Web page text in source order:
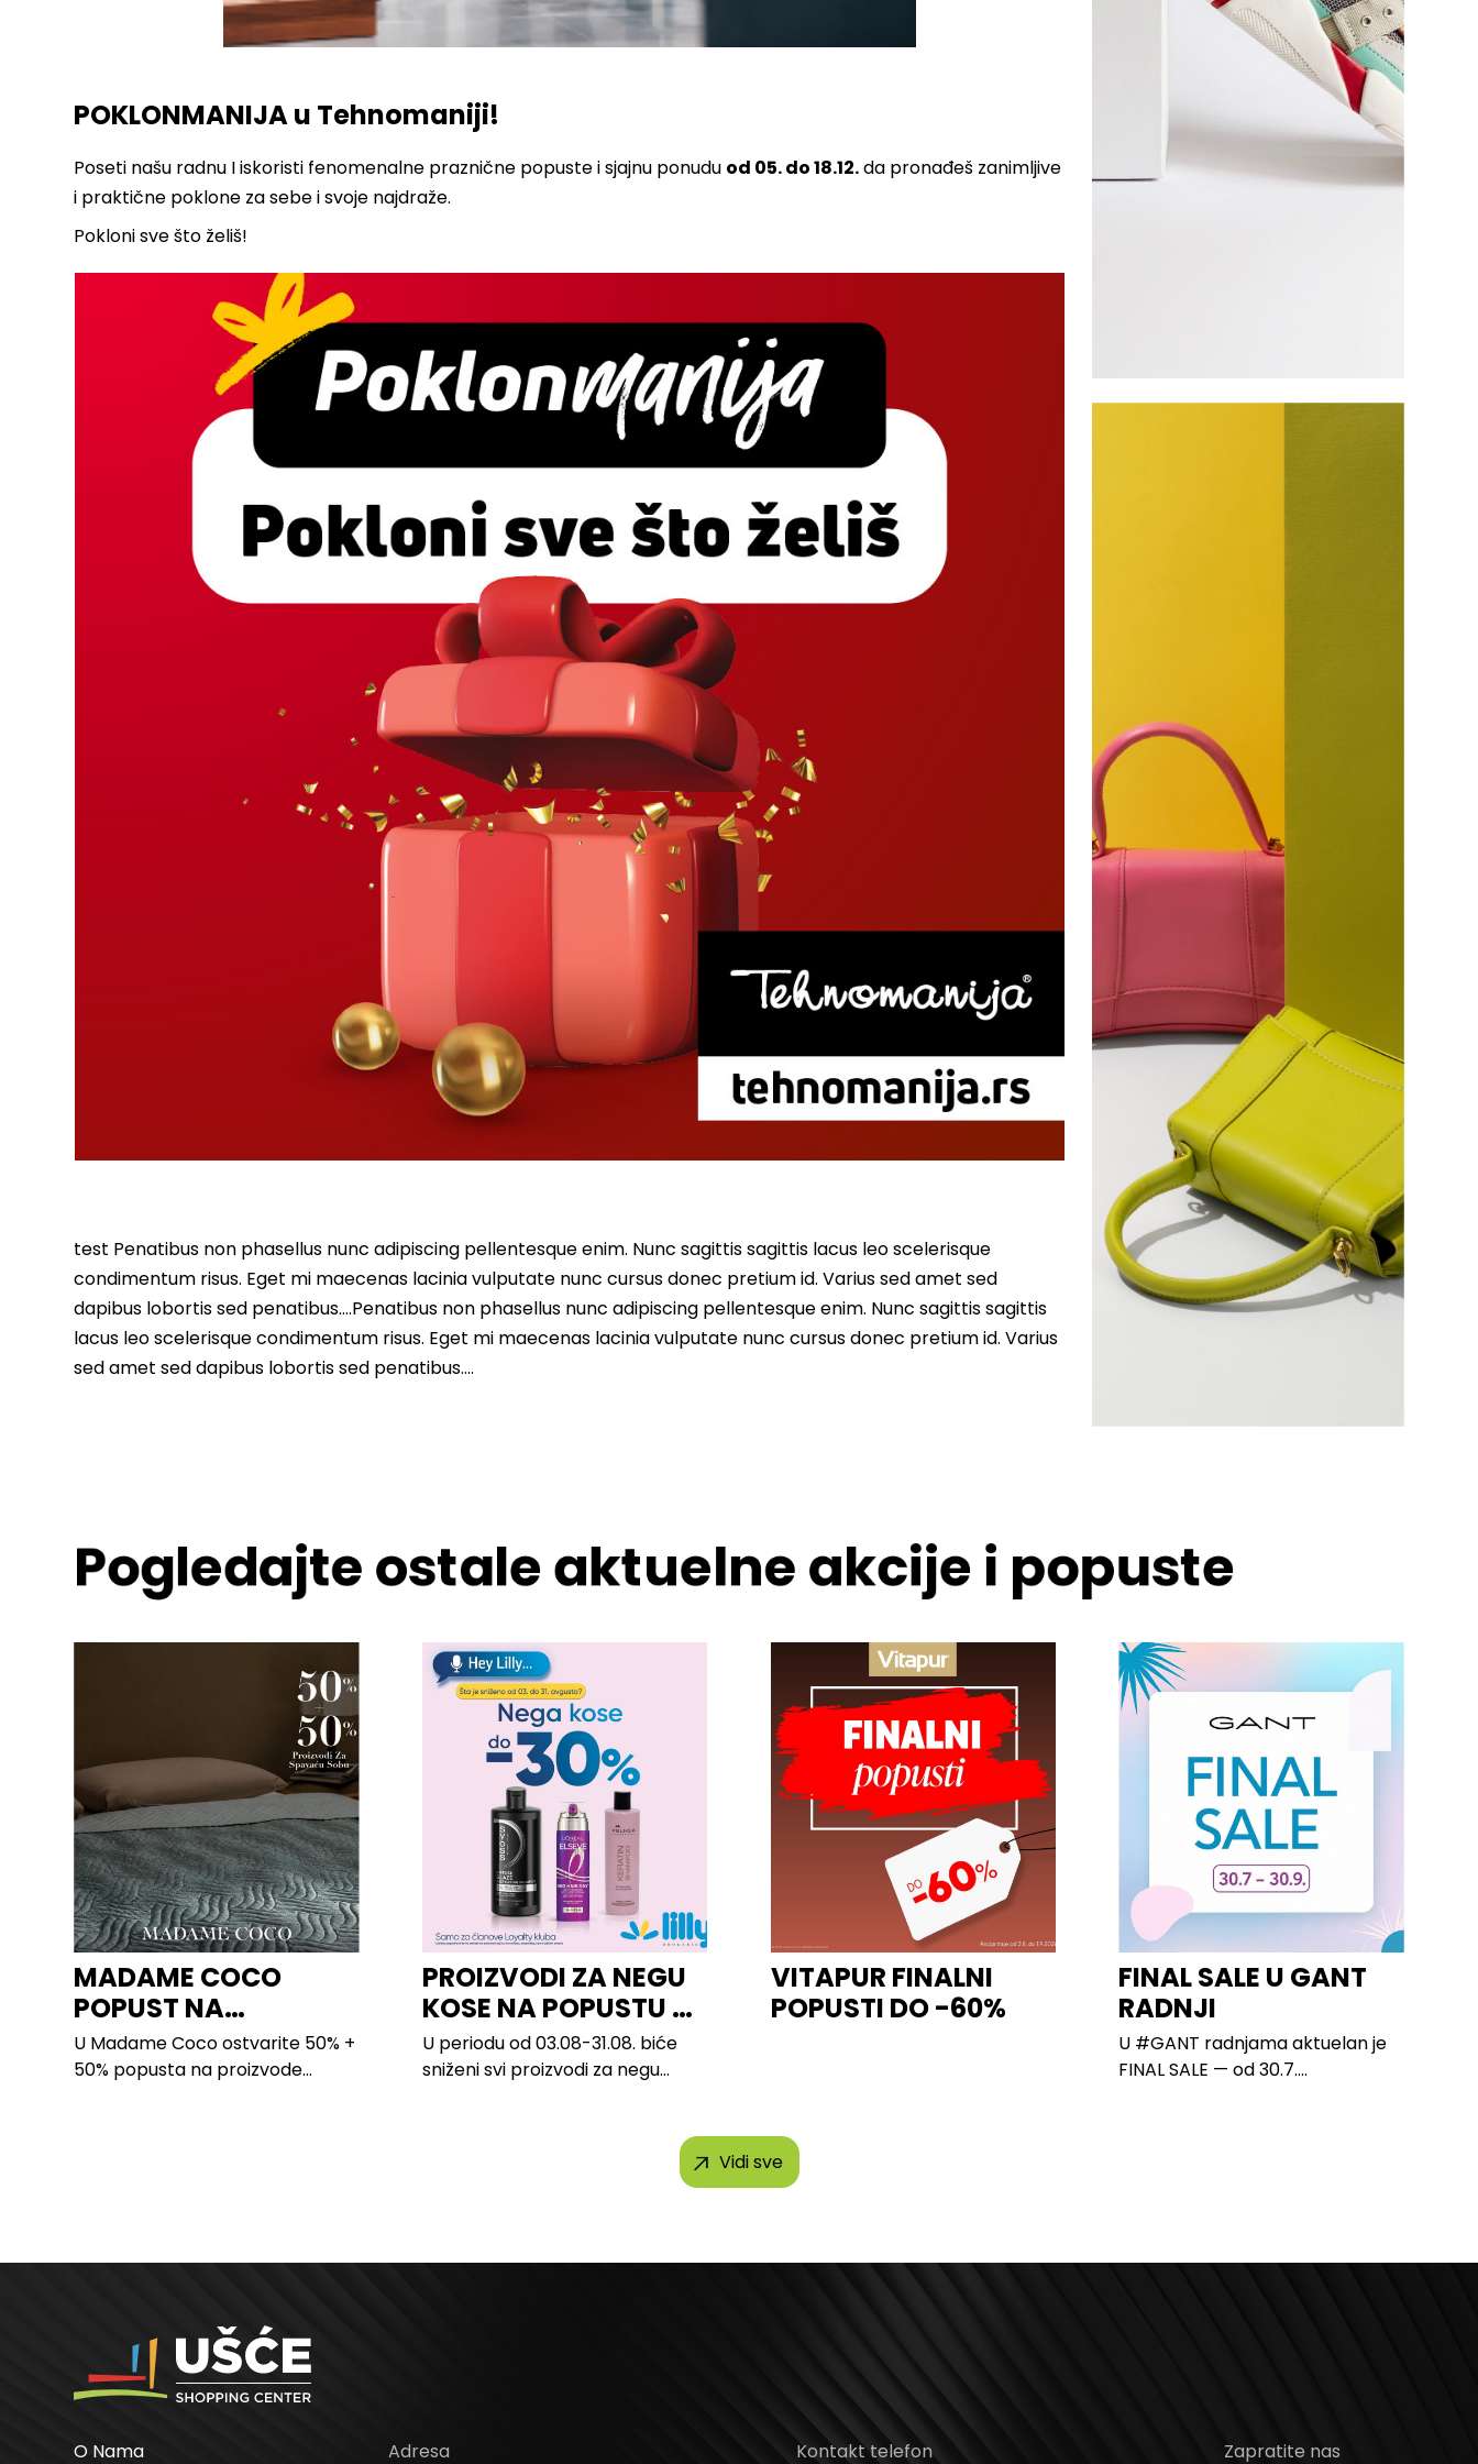
POKLONMANIJA u Tehnomaniji!
Poseti našu radnu I iskoristi fenomenalne praznične popuste i sjajnu ponudu od 05. do 18.12.da pronađeš zanimljive
i praktične poklone za sebe i svoje najdraže.
Pokloni sve što želiš!
test Penatibus non phasellus nunc adipiscing pellentesque enim. Nunc sagittis sagittis lacus leo scelerisque
condimentum risus. Eget mi maecenas lacinia vulputate nunc cursus donec pretium id. Varius sed amet sed
dapibus lobortis sed penatibus….Penatibus non phasellus nunc adipiscing pellentesque enim. Nunc sagittis sagittis
lacus leo scelerisque condimentum risus. Eget mi maecenas lacinia vulputate nunc cursus donec pretium id. Varius
sed amet sed dapibus lobortis sed penatibus….
Pogledajte ostale aktuelne akcije i popuste
MADAME COCO
POPUST NA
PROIZVODE ZA
SPAVAĆU SOBU
U Madame Coco ostvarite 50% +
50% popusta na proizvode...
PROIZVODI ZA NEGU
KOSE NA POPUSTU U
LILLY
U periodu od 03.08-31.08. biće
sniženi svi proizvodi za negu
VITAPUR FINALNI
POPUSTI DO -60%
FINAL SALE U GANT
RADNJI
U #GANT radnjama aktuelan je
FINAL SALE — od 30.7....
Vidi sve
O Nama Adresa Kontakt telefon Zapratite nas